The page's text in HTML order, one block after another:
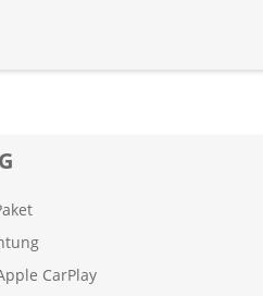
CarPlay